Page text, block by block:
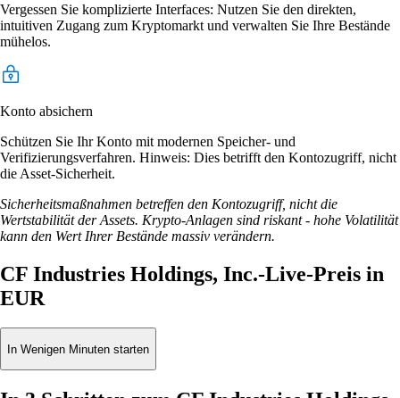
Vergessen Sie komplizierte Interfaces: Nutzen Sie den direkten,
intuitiven Zugang zum Kryptomarkt und verwalten Sie Ihre Bestände
mühelos.
Konto absichern
Schützen Sie Ihr Konto mit modernen Speicher- und
Verifizierungsverfahren. Hinweis: Dies betrifft den Kontozugriff, nicht
die Asset-Sicherheit.
Sicherheitsmaßnahmen betreffen den Kontozugriff, nicht die
Wertstabilität der Assets. Krypto-Anlagen sind riskant - hohe Volatilität
kann den Wert Ihrer Bestände massiv verändern.
CF Industries Holdings, Inc.-Live-Preis in
EUR
In Wenigen Minuten starten